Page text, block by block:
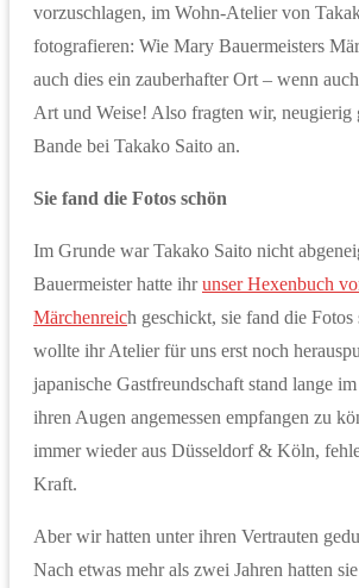
vorzuschlagen, im Wohn-Atelier von
fotografieren: Wie Mary Bauermeisters
auch dies ein zauberhafter Ort – wenn
Art und Weise! Also fragten wir, neugierig
Bande bei Takako Saito an.
Sie fand die Fotos schön
Im Grunde war Takako Saito nicht
Bauermeister hatte ihrunser Hexenbuch
Märchenreich geschickt, sie fand die Fotos
wollte ihr Atelier für uns erst noch
japanische Gastfreundschaft stand lange
ihren Augen angemessen empfangen zu
immer wieder aus Düsseldorf & Köln,
Kraft.
Aber wir hatten unter ihren Vertrauten
Nach etwas mehr als zwei Jahren hatten